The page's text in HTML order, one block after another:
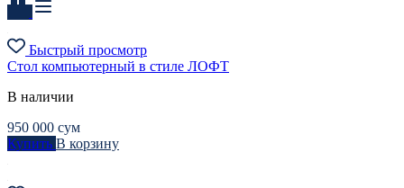
Быстрый просмотр
Стол компьютерный в стиле ЛОФТ
В наличии
950 000 сум
Купить В корзину